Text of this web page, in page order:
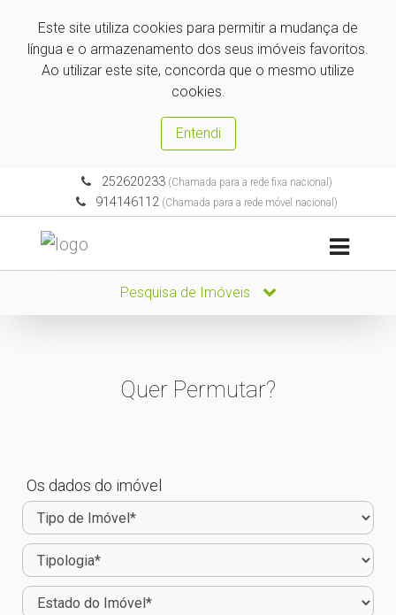
Este site utiliza cookies para permitir a mudança de
língua e o armazenamento dos seus imóveis favoritos.
Ao utilizar este site, concorda que o mesmo utilize
cookies.
Entendi
252620233(Chamada para a rede fixa nacional)
914146112 (Chamada para a rede móvel nacional)
Pesquisa de Imóveis
Quer Permutar?
Os dados do imóvel